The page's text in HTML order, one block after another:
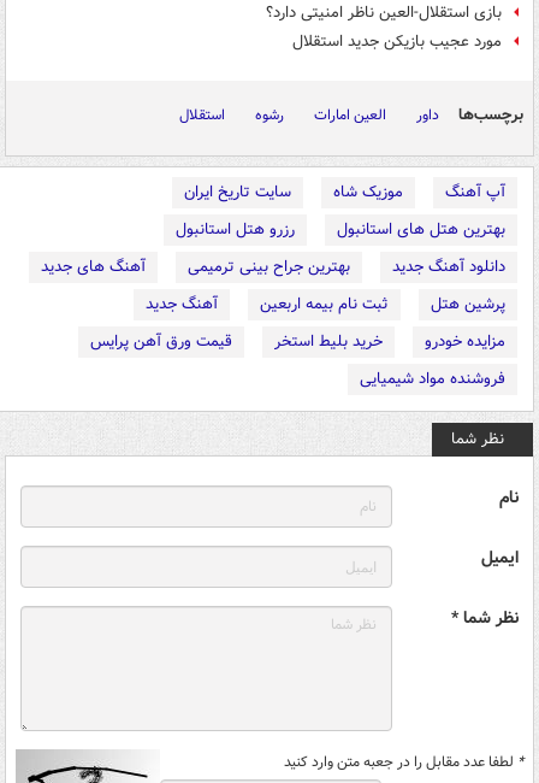
بازی استقلال-العین ناظر امنیتی دارد؟
مورد عجیب بازیکن جدید استقلال
برچسب‌ها داور العین امارات رشوه استقلال
آپ آهنگ موزیک شاه
سایت تاریخ ایران
بهترین هتل های استانبول
رزرو هتل استانبول
دانلود آهنگ جدید
بهترین جراح بینی ترمیمی
آهنگ های جدید
پرشین هتل
ثبت نام بیمه اربعین
آهنگ جدید
مزایده خودرو
خرید بلیط استخر
قیمت ورق آهن پرایس
فروشنده مواد شیمیایی
نظر شما
نام
ایمیل
نظر شما *
* لطفا عدد مقابل را در جعبه متن وارد کنید